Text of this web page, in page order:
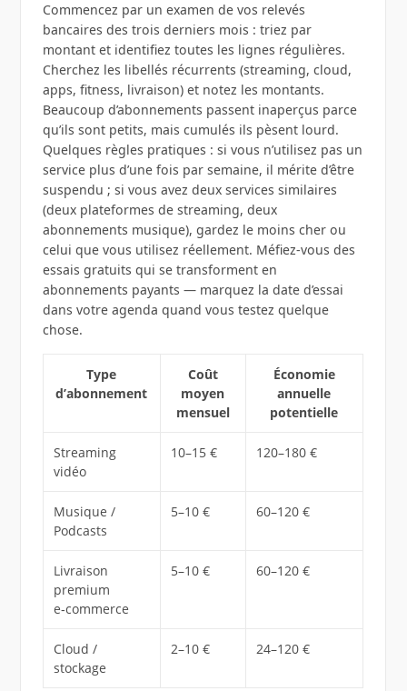
Commencez par un examen de vos relevés
bancaires des trois derniers mois : triez par
montant et identifiez toutes les lignes régulières.
Cherchez les libellés récurrents (streaming, cloud,
apps, fitness, livraison) et notez les montants.
Beaucoup d’abonnements passent inaperçus parce
qu’ils sont petits, mais cumulés ils pèsent lourd.
Quelques règles pratiques : si vous n’utilisez pas un
service plus d’une fois par semaine, il mérite d’être
suspendu ; si vous avez deux services similaires
(deux plateformes de streaming, deux
abonnements musique), gardez le moins cher ou
celui que vous utilisez réellement. Méfiez‑vous des
essais gratuits qui se transforment en
abonnements payants — marquez la date d’essai
dans votre agenda quand vous testez quelque
chose.
Type
d’abonnement
Coût
moyen
mensuel
Économie
annuelle
potentielle
Streaming
vidéo
10–15 € 120–180 €
Musique /
Podcasts
5–10 € 60–120 €
Livraison
premium
e‑commerce
5–10 € 60–120 €
Cloud /
stockage
2–10 € 24–120 €